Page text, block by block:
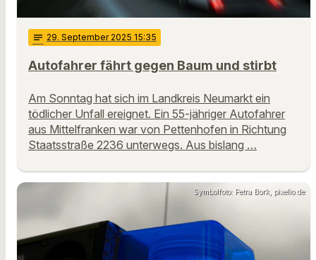
notes 29. September 2025 15:35
Autofahrer fährt gegen Baum und stirbt
Am Sonntag hat sich im Landkreis Neumarkt ein
tödlicher Unfall ereignet. Ein 55-jähriger Autofahrer
aus Mittelfranken war von Pettenhofen in Richtung
Staatsstraße 2236 unterwegs. Aus bislang …
Symbolfoto: Petra Bork, pixelio.de